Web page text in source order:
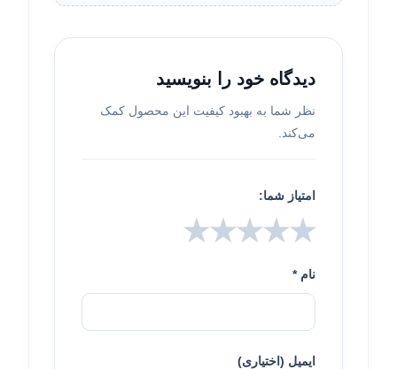
دیدگاه خود را بنویسید
نظر شما به بهبود کیفیت این محصول کمک
می‌کند.
امتیاز شما:
★★★★★
نام *
ایمیل (اختیاری)